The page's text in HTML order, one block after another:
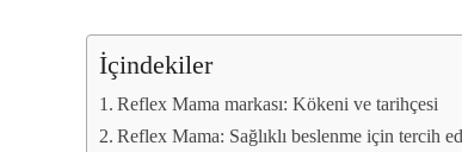
İçindekiler
Reflex Mama markası: Kökeni ve tarihçesi
Reflex Mama: Sağlıklı beslenme için tercih